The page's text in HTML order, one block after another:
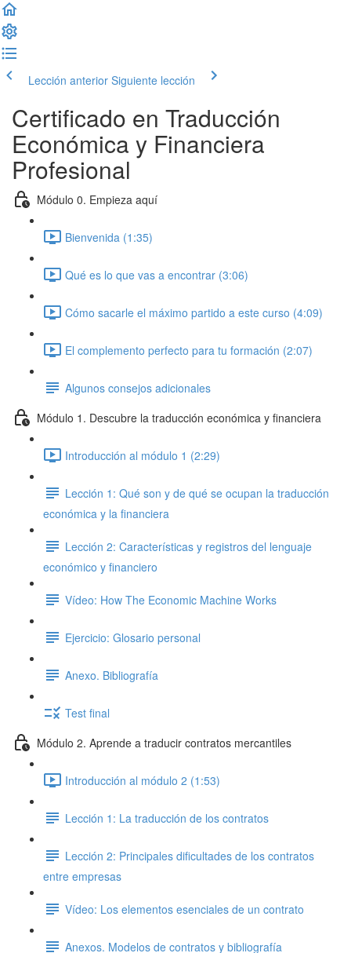
Lección anterior Siguiente lección
Certificado en Traducción
Económica y Financiera
Profesional
Módulo 0. Empieza aquí
Bienvenida (1:35)
Qué es lo que vas a encontrar (3:06)
Cómo sacarle el máximo partido a este curso (4:09)
El complemento perfecto para tu formación (2:07)
Algunos consejos adicionales
Módulo 1. Descubre la traducción económica y financiera
Introducción al módulo 1 (2:29)
Lección 1: Qué son y de qué se ocupan la traducción
económica y la financiera
Lección 2: Características y registros del lenguaje
económico y financiero
Vídeo: How The Economic Machine Works
Ejercicio: Glosario personal
Anexo. Bibliografía
Test final
Módulo 2. Aprende a traducir contratos mercantiles
Introducción al módulo 2 (1:53)
Lección 1: La traducción de los contratos
Lección 2: Principales dificultades de los contratos
entre empresas
Vídeo: Los elementos esenciales de un contrato
Anexos. Modelos de contratos y bibliografía